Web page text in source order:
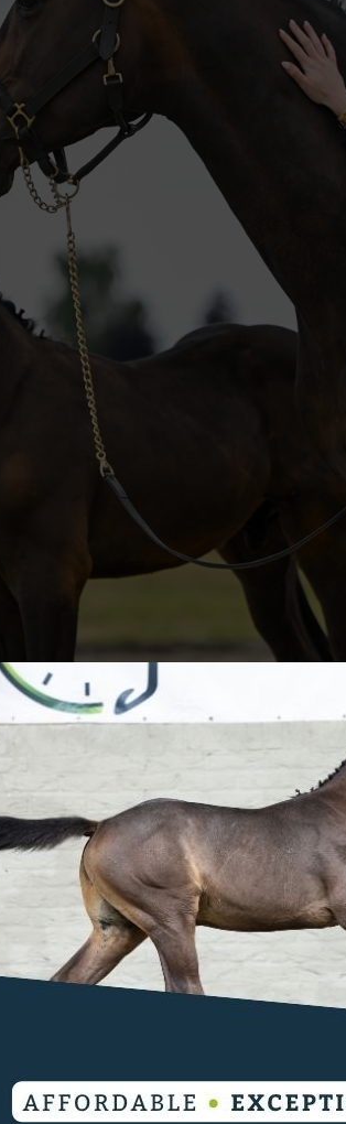
maand vol sportieve hoop!
de zomer met wil starten.
van het Belgische team op de
toppers, Olympische moederlijnen...
en 2 ICSI vrije rietjes. Een plus?
dat is wat de collectie kleurt!
Radco). Dit mooi merrieveulen van
(Conthargos x
Conthargos uit een moeder die zelf
de 1.60m springende D'Artagan RR.